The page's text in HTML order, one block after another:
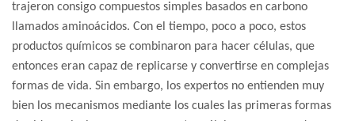
trajeron consigo compuestos simples basados en carbono
llamados aminoácidos. Con el tiempo, poco a poco, estos
productos químicos se combinaron para hacer células, que
entonces eran capaz de replicarse y convertirse en complejas
formas de vida. Sin embargo, los expertos no entienden muy
bien los mecanismos mediante los cuales las primeras formas